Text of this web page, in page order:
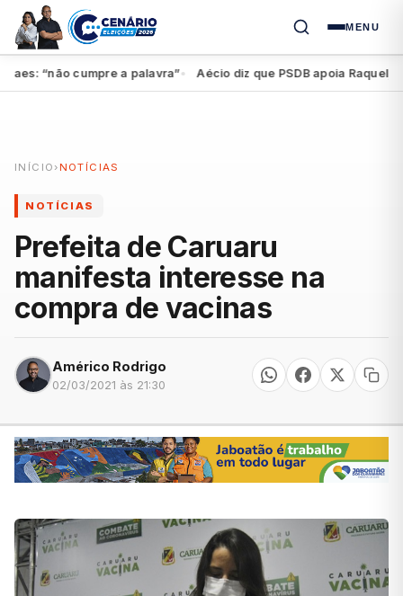
MENU
“não cumpre a palavra”● Aécio diz que PSDB apoia Raquel,
INÍCIO › NOTÍCIAS
NOTÍCIAS
Prefeita de Caruaru
manifesta interesse na
compra de vacinas
Américo Rodrigo
02/03/2021 às 21:30